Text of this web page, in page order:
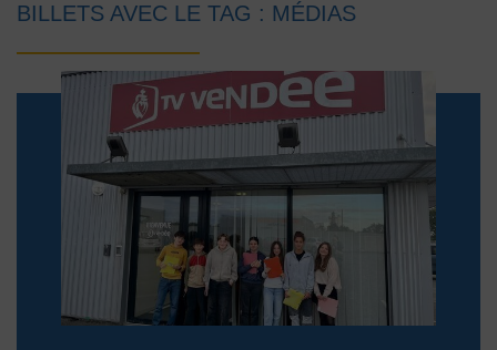
BILLETS AVEC LE TAG : MÉDIAS